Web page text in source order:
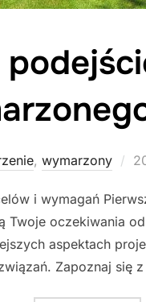
, wymarzony
i wymagań
oczekiwania
aspektach
Zapoznaj się